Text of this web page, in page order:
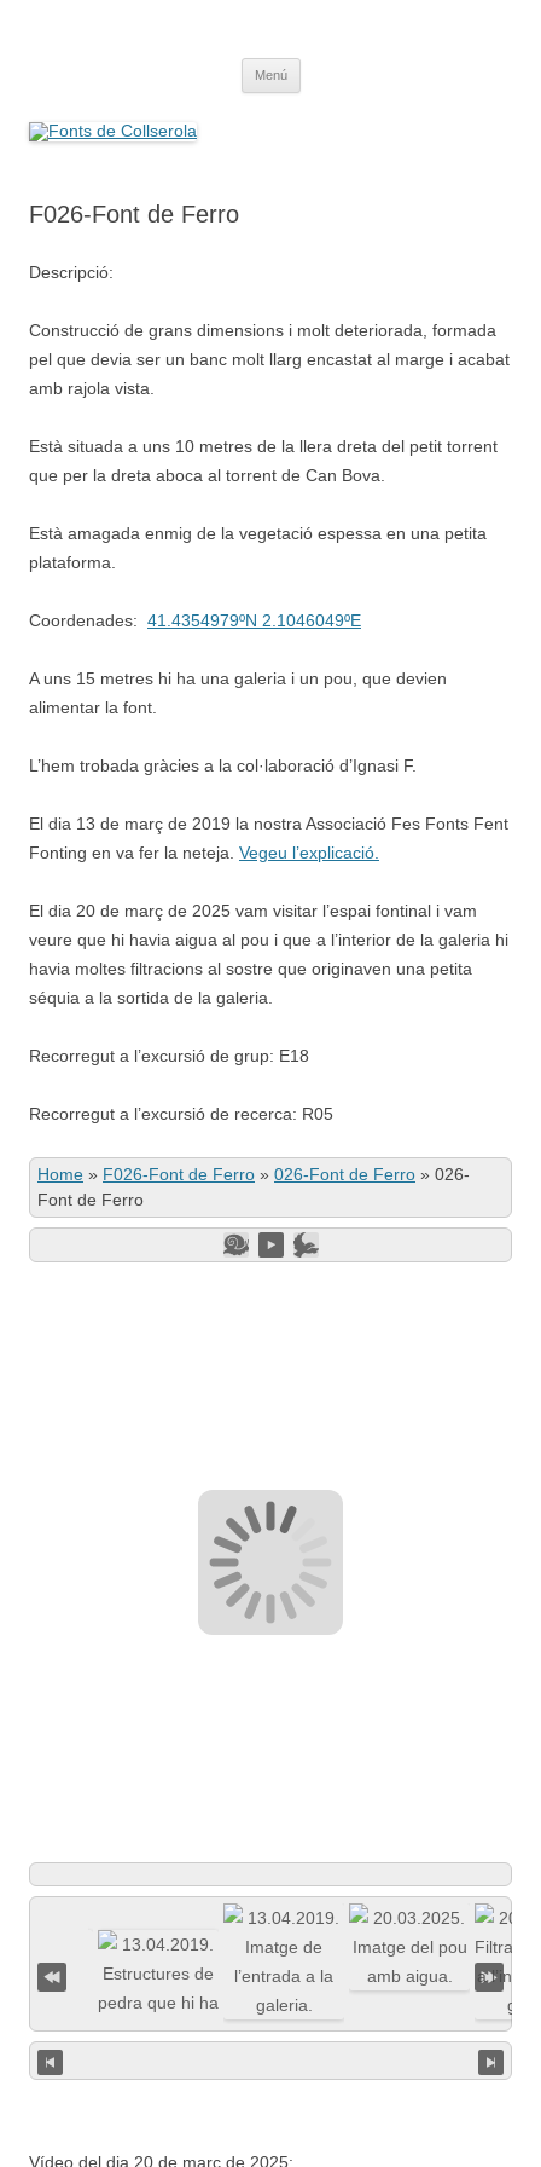
Menú
F026-Font de Ferro
Descripció:
Construcció de grans dimensions i molt deteriorada, formada
pel que devia ser un banc molt llarg encastat al marge i acabat
amb rajola vista.
Està situada a uns 10 metres de la llera dreta del petit torrent
que per la dreta aboca al torrent de Can Bova.
Està amagada enmig de la vegetació espessa en una petita
plataforma.
Coordenades: 41.4354979ºN 2.1046049ºE
A uns 15 metres hi ha una galeria i un pou, que devien
alimentar la font.
L’hem trobada gràcies a la col·laboració d’Ignasi F.
El dia 13 de març de 2019 la nostra Associació Fes Fonts Fent
Fonting en va fer la neteja. Vegeu l’explicació.
El dia 20 de març de 2025 vam visitar l’espai fontinal i vam
veure que hi havia aigua al pou i que a l’interior de la galeria hi
havia moltes filtracions al sostre que originaven una petita
séquia a la sortida de la galeria.
Recorregut a l’excursió de grup: E18
Recorregut a l’excursió de recerca: R05
Home » F026-Font de Ferro » 026-Font de Ferro » 026-
Font de Ferro
Vídeo del dia 20 de març de 2025: